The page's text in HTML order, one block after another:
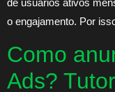
de usuários ativos
o engajamento. Por
Como
Ads?